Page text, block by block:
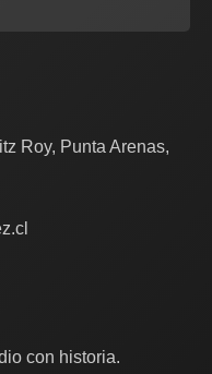
Roy, Punta Arenas,
con historia.